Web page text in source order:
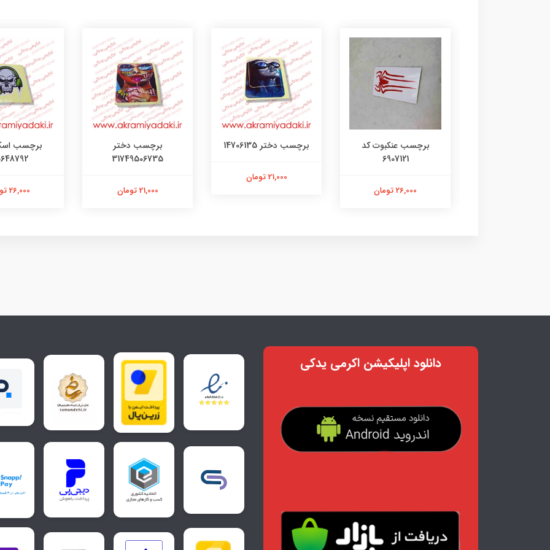
برچسب عنکبوت کد
6907121
26,000 تومان
برچسب دختر 14706135
21,000 تومان
برچسب دختر
31749506735
21,000 تومان
برچسب
26,000 تومان
دانلود اپلیکیشن اکرمی یدکی